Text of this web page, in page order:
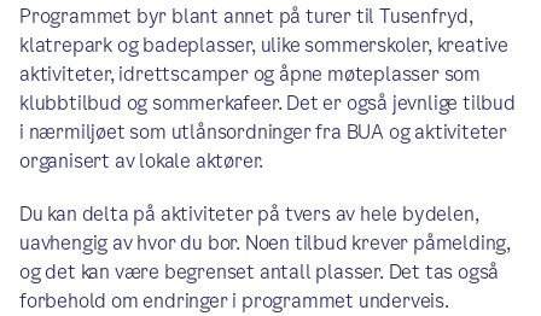
Programmet byr blant annet på turer til Tusenfryd,
klatrepark og badeplasser, ulike sommerskoler, kreative
aktiviteter, idrettscamper og åpne møteplasser som
klubbtilbud og sommerkafeer. Det er også jevnlige tilbud
i nærmiljøet som utlånsordninger fra BUA og aktiviteter
organisert av lokale aktører.
Du kan delta på aktiviteter på tvers av hele bydelen,
uavhengig av hvor du bor. Noen tilbud krever påmelding,
og det kan være begrenset antall plasser. Det tas også
forbehold om endringer i programmet underveis.